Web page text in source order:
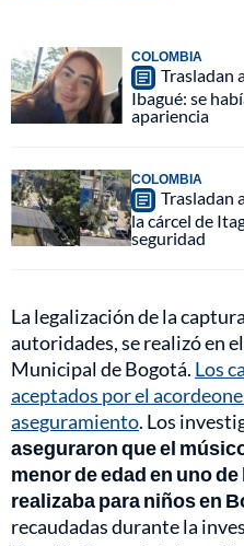
COLOMBIA
Trasladan
Ibagué: se
apariencia
COLOMBIA
Trasladan
la cárcel de
seguridad
La legalización de la
autoridades, se realizó en
Municipal de Bogotá. Los
aceptados por el
aseguramiento. Los
aseguraron que el
menor de edad en uno
realizaba para niños en
recaudadas durante la